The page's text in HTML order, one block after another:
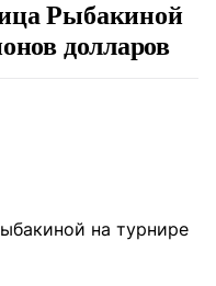
Рыбакиной
долларов